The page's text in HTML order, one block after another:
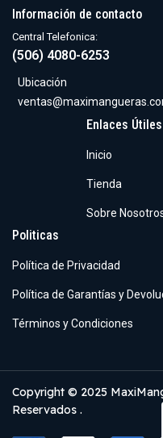
Enlaces Útiles
Inicio
Tienda
Sobre
Politicas
Política de Privacidad
Política de Garantías y
Términos y Condiciones
Información de contacto
Central Telefonica:
(506) 4080-6253
Ubicación
Copyright © 2025
Reservados .